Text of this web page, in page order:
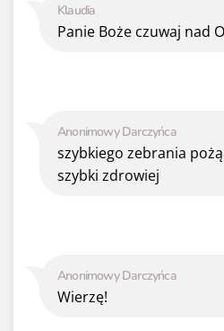
Anonimowy Darczyńca
Wierzę!
Anonimowy Darczyńca
szybkiego zebrania
szybki zdrowiej
Klaudia
Panie Boże czuwaj nad